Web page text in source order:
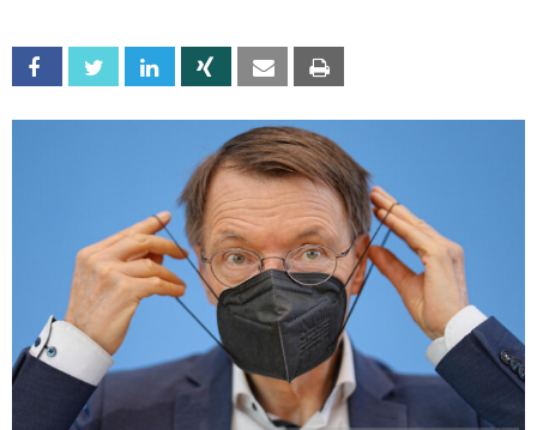
Facebook Twitter Linkedin Xing Email